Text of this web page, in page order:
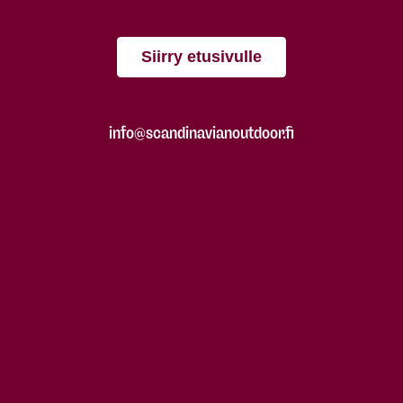
Siirry etusivulle
info@scandinavianoutdoor.fi